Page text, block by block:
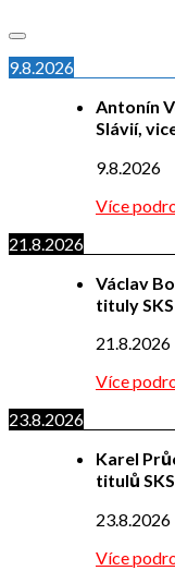
9.8.2026
Antonín
Slávií,
9.8.2026
Více
21.8.2026
Václav
tituly SKS
21.8.2026
Více
23.8.2026
Karel
titulů
23.8.2026
Více